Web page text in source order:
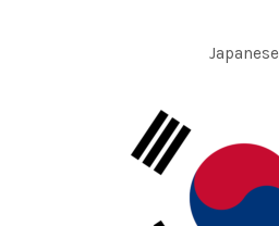
Japanese